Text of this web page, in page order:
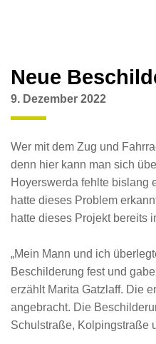
Neue
9. Dezember 2022
Wer mit dem Zug und
denn hier kann man sich
Hoyerswerda fehlte bislang
hatte dieses Problem
hatte dieses Projekt bereits
„Mein Mann und ich
Beschilderung fest und
erzählt Marita Gatzlaff. Die
angebracht. Die
Schulstraße, Kolpingstraße